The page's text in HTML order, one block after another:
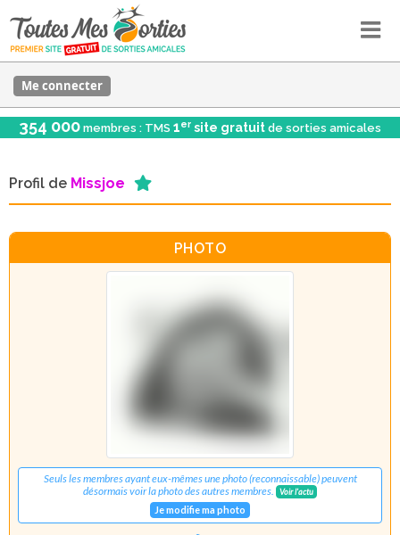
Me connecter
354 000 membres : TMS 1er site gratuit de sorties amicales
Profil de Missjoe
PHOTO
Seuls les membres ayant eux-mêmes une photo (reconnaissable) peuvent
désormais voir la photo des autres membres.
Voir l'actu
Je modifie ma photo